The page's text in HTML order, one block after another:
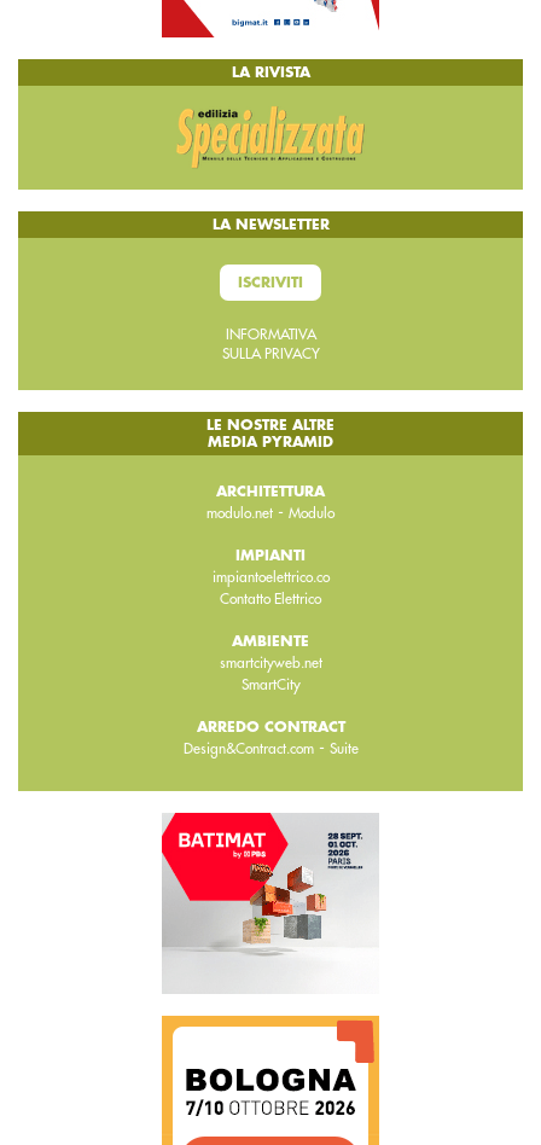
LA RIVISTA
LA NEWSLETTER
ISCRIVITI
INFORMATIVA
SULLA PRIVACY
LE NOSTRE ALTRE
MEDIA PYRAMID
ARCHITETTURA
modulo.net - Modulo
IMPIANTI
impiantoelettrico.co
Contatto Elettrico
AMBIENTE
smartcityweb.net
SmartCity
ARREDO CONTRACT
Design&Contract.com- Suite